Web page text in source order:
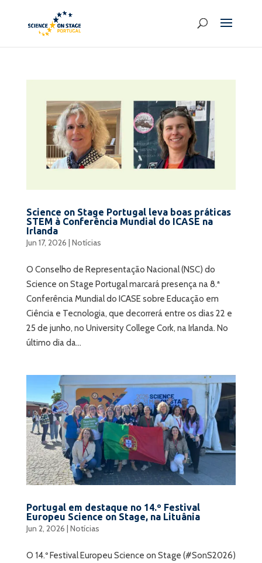
Science on Stage Portugal leva boas práticas
STEM à Conferência Mundial do ICASE na
Irlanda
Jun 17, 2026 | Notícias
O Conselho de Representação Nacional (NSC) do
Science on Stage Portugal marcará presença na 8.ª
Conferência Mundial do ICASE sobre Educação em
Ciência e Tecnologia, que decorrerá entre os dias 22 e
25 de junho, no University College Cork, na Irlanda. No
último dia da...
Portugal em destaque no 14.º Festival
Europeu Science on Stage, na Lituânia
Jun 2, 2026 | Notícias
O 14.º Festival Europeu Science on Stage (#SonS2026)